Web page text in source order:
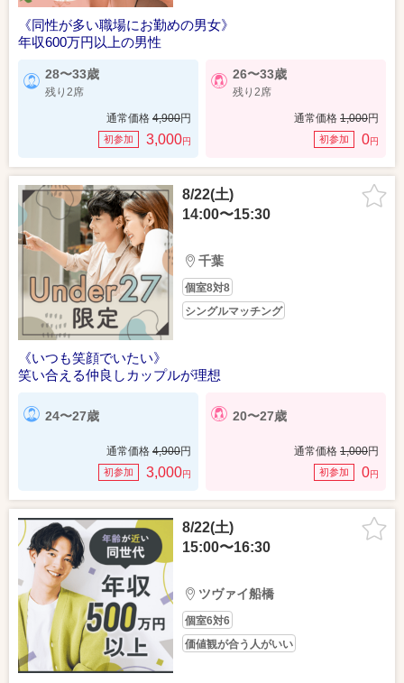
《同性が多い職場にお勤めの男女》
年収600万円以上の男性
28〜33歳
残り2席
通常価格 4,900円
初参加 3,000円
26〜33歳
残り2席
通常価格 1,000円
初参加 0円
8/22(土)
14:00〜15:30
千葉
個室8対8
シングルマッチング
《いつも笑顔でいたい》
笑い合える仲良しカップルが理想
24〜27歳
通常価格 4,900円
初参加 3,000円
20〜27歳
通常価格 1,000円
初参加 0円
8/22(土)
15:00〜16:30
ツヴァイ船橋
個室6対6
価値観が合う人がいい